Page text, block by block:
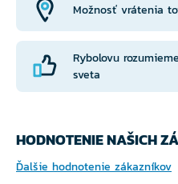
Možnosť vrátenia
Rybolovu
sveta
HODNOTENIE NAŠICH
Ďalšie hodnotenie zákazníkov